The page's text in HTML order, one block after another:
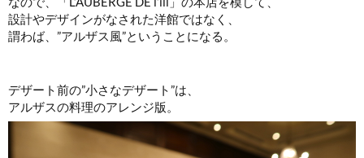
設計やデザインがなされた洋館ではなく、
謂わば、”アルザス風”ということになる。
デザート前の”小さなデザート”は、
アルザスの料理のアレンジ版。